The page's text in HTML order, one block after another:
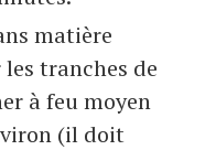
matière
tranches de
à feu moyen
(il doit